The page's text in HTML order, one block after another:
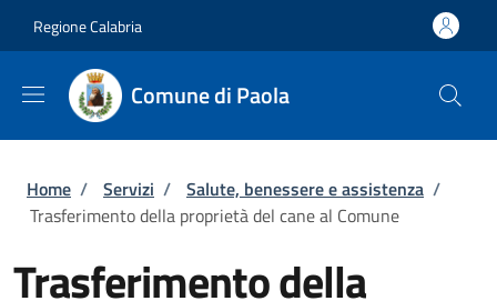
Regione Calabria
Comune di Paola
Briciole di pane
Home / Servizi / Salute, benessere e assistenza /
Trasferimento della proprietà del cane al Comune
Trasferimento della